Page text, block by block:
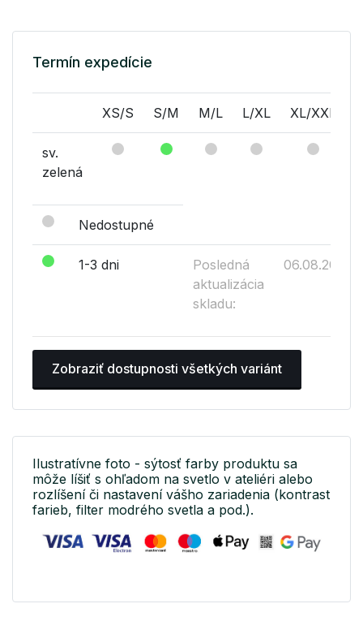
Termín expedície
XS/S S/M M/L L/XL XL/XXL
sv.
zelená
Nedostupné
1-3 dni
Posledná
aktualizácia
skladu:
06.08.2026
Zobraziť dostupnosti všetkých variánt
Ilustratívne foto - sýtosť farby produktu sa
môže líšiť s ohľadom na svetlo v ateliéri alebo
rozlíšení či nastavení vášho zariadenia (kontrast
farieb, filter modrého svetla a pod.).